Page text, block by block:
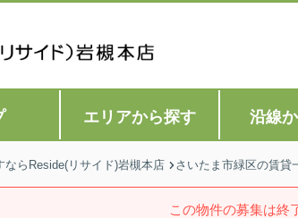
エリアから探す 沿線
ならReside(リサイド)岩槻本店 さいたま市緑区の賃貸
この物件の募集は終